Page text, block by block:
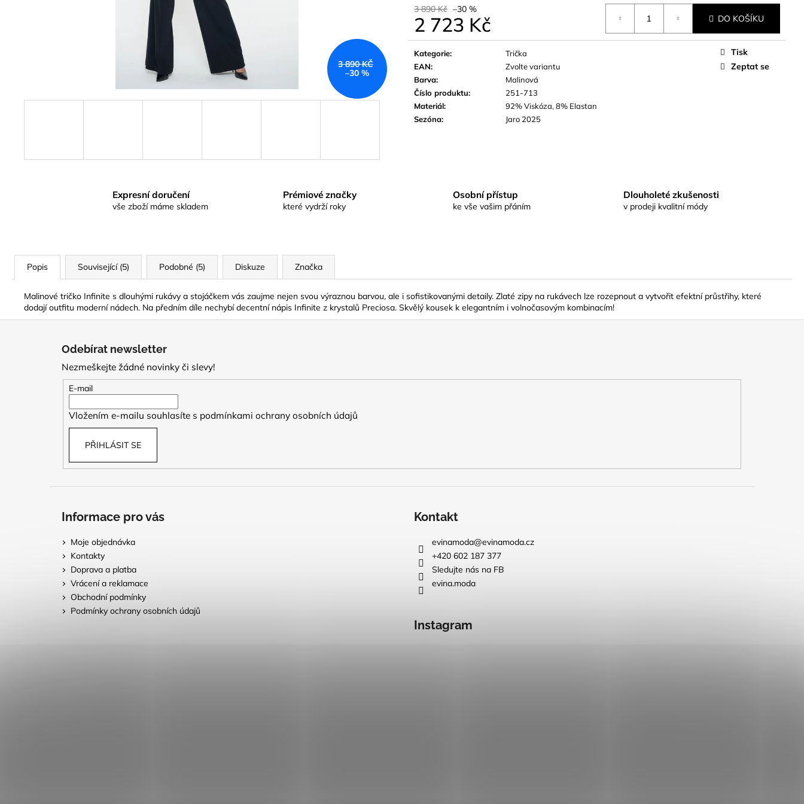
3 890 Kč –30 %
2 723 Kč
Měrná
cena:
DO KOŠÍKU
Kategorie:
Trička
EAN:
Zvolte variantu
Barva:
Malinová
Číslo produktu:
251-713
Materiál:
92% Viskóza, 8% Elastan
Sezóna: Jaro 2025
Tisk
Zeptat se
3 890 KČ
–30 %
Expresní doručení
vše zboží máme skladem
Prémiové značky
které vydrží roky
Osobní přístup
ke vše vašim přáním
Dlouholeté zkušenosti
v prodeji kvalitní módy
Popis Související (5) Podobné (5) Diskuze Značka
Malinové tričko Infinite s dlouhými rukávy a stojáčkem vás zaujme nejen svou výraznou barvou, ale i sofistikovanými detaily. Zlaté zipy na rukávech lze rozepnout a vytvořit efektní průstřihy, které
dodají outfitu moderní nádech. Na předním díle nechybí decentní nápis Infinite z krystalů Preciosa. Skvělý kousek k elegantním i volnočasovým kombinacím!
Odebírat newsletter
Nezmeškejte žádné novinky či slevy!
E-mail
Vložením e-mailu souhlasíte s podmínkami ochrany osobních údajů
PŘIHLÁSIT SE
Informace pro vás
Moje objednávka
Kontakty
Doprava a platba
Vrácení a reklamace
Obchodní podmínky
Podmínky ochrany osobních údajů
Kontakt
evinamoda@evinamoda.cz
+420 602 187 377
Sledujte nás na FB
evina.moda
Instagram